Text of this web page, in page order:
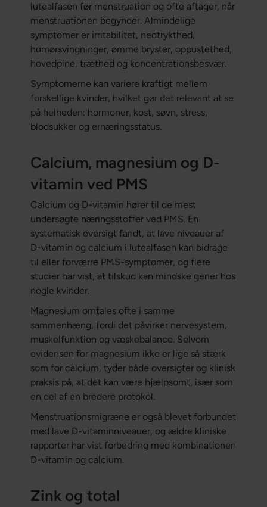
lutealfasen før menstruation og ofte aftager, når
menstruationen begynder. Almindelige
symptomer er irritabilitet, nedtrykthed,
humørsvingninger, ømme bryster, oppustethed,
hovedpine, træthed og koncentrationsbesvær.
Symptomerne kan variere kraftigt mellem
forskellige kvinder, hvilket gør det relevant at se
på helheden: hormoner, kost, søvn, stress,
blodsukker og ernæringsstatus.
Calcium, magnesium og D-
vitamin ved PMS
Calcium og D-vitamin hører til de mest
undersøgte næringsstoffer ved PMS. En
systematisk oversigt fandt, at lave niveauer af
D-vitamin og calcium i lutealfasen kan bidrage
til eller forværre PMS-symptomer, og flere
studier har vist, at tilskud kan mindske gener hos
nogle kvinder.
Magnesium omtales ofte i samme
sammenhæng, fordi det påvirker nervesystem,
muskelfunktion og væskebalance. Selvom
evidensen for magnesium ikke er lige så stærk
som for calcium, tyder både oversigter og klinisk
praksis på, at det kan være hjælpsomt, især som
en del af en bredere protokol.
Menstruationsmigræne er også blevet forbundet
med lave D-vitaminniveauer, og ældre kliniske
rapporter har vist forbedring med kombinationen
D-vitamin og calcium.
Zink og total